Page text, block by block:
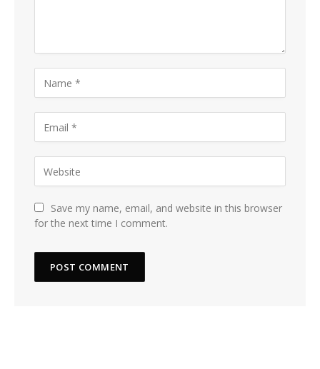
Save my name, email, and website in this browser
for the next time I comment.